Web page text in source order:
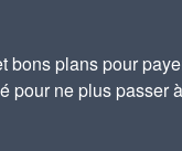
bons plans pour
pour ne plus passer